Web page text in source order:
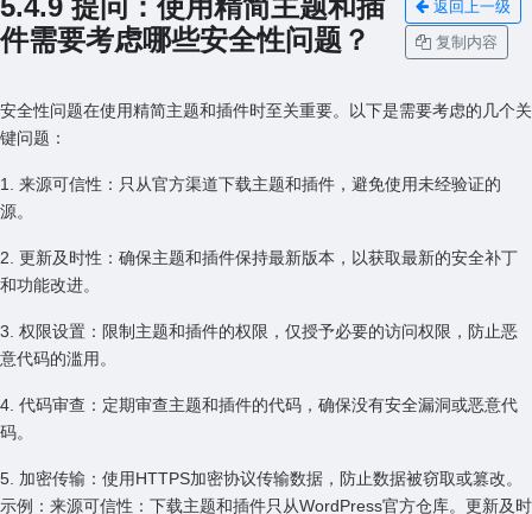
5.4.9 提问：使⽤精简主题和插
件需要考虑哪些安全性问题？
返回上一级
复制内容
安全性问题在使⽤精简主题和插件时⾄关重要。以下是需要考虑的⼏个关
键问题：
1. 来源可信性：只从官⽅渠道下载主题和插件，避免使⽤未经验证的
源。
2. 更新及时性：确保主题和插件保持最新版本，以获取最新的安全补丁
和功能改进。
3. 权限设置：限制主题和插件的权限，仅授予必要的访问权限，防⽌恶
意代码的滥⽤。
4. 代码审查：定期审查主题和插件的代码，确保没有安全漏洞或恶意代
码。
5. 加密传输：使⽤HTTPS加密协议传输数据，防⽌数据被窃取或篡改。
⽰例：来源可信性：下载主题和插件只从WordPress官⽅仓库。更新及时